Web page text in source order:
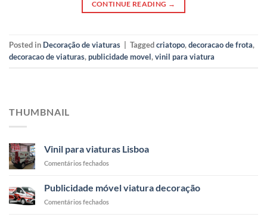
CONTINUE READING →
Posted in Decoração de viaturas Taggedcriatopo,decoracao de frota,
decoracao de viaturas,publicidade movel,vinil para viatura
THUMBNAIL
Vinil para viaturas Lisboa
Comentários fechadosem
viaturas
Lisboa
Publicidade móvel viatura decoração
Comentários fechadosem